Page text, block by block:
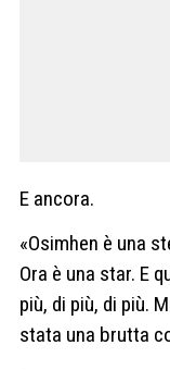
E ancora.
«Osimhen è una
Ora è una star. E
più, di più, di più.
stata una brutta